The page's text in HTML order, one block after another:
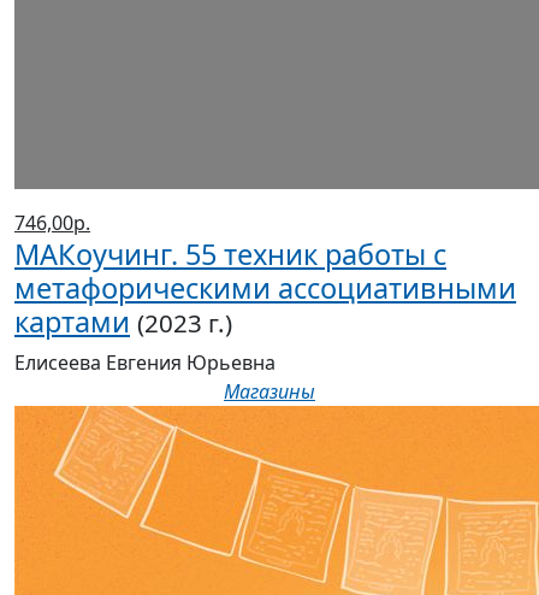
746,00р.
МАКоучинг. 55 техник работы с
метафорическими ассоциативными
картами (2023 г.)
Елисеева Евгения Юрьевна
Магазины